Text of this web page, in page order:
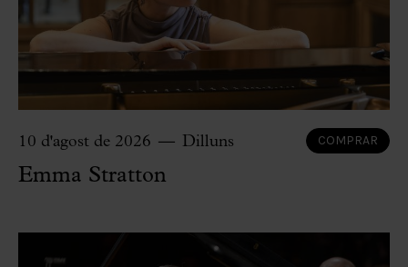
10 d'agost de 2026 Dilluns COMPRAR
Emma Stratton